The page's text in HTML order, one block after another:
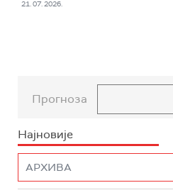
21. 07. 2026.
Прогноза
Најновије